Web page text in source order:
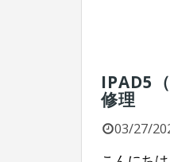
IPAD5
修理
03/27/